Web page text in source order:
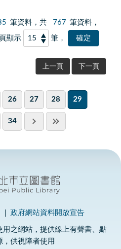
筆資料，共 767 筆資料，
顯示 筆，
上一頁 下一頁
26 27 28 29
34
政府網站資料開放宣告
之網站，提供線上有聲書、點
，供視障者使用